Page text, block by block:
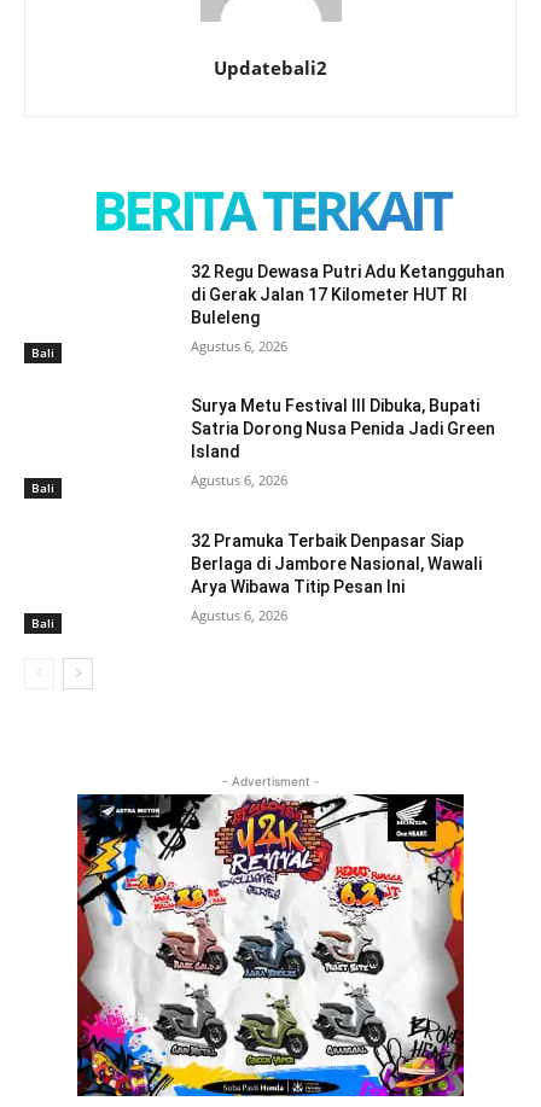
Updatebali2
BERITA TERKAIT
Bali
32 Regu Dewasa Putri Adu Ketangguhan
di Gerak Jalan 17 Kilometer HUT RI
Buleleng
Agustus 6, 2026
Bali
Surya Metu Festival III Dibuka, Bupati
Satria Dorong Nusa Penida Jadi Green
Island
Agustus 6, 2026
Bali
32 Pramuka Terbaik Denpasar Siap
Berlaga di Jambore Nasional, Wawali
Arya Wibawa Titip Pesan Ini
Agustus 6, 2026
- Advertisment -